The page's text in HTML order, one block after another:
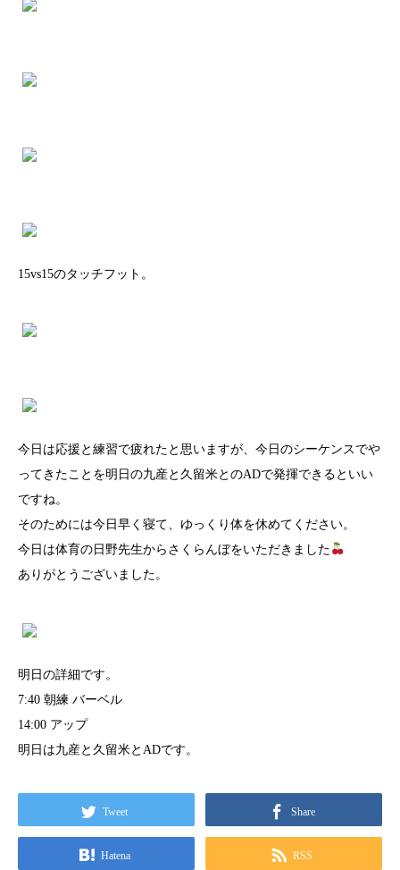
15vs15のタッチフット。
今日は応援と練習で疲れたと思いますが、今日のシーケンスでや
ってきたことを明日の九産と久留米とのADで発揮できるといい
ですね。
そのためには今日早く寝て、ゆっくり体を休めてください。
今日は体育の日野先生からさくらんぼをいただきました
ありがとうございました。
明日の詳細です。
7:40 朝練 バーベル
14:00 アップ
明日は九産と久留米とADです。
Tweet Share
Hatena RSS